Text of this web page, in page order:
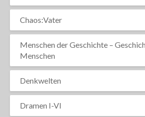
Chaos:Vater
Menschen der Geschichte –
Menschen
Denkwelten
Dramen I-VI